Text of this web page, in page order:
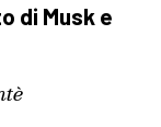
di Musk e